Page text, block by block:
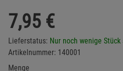
7,95 €
Lieferstatus: Nur noch wenige
Artikelnummer: 140001
Menge